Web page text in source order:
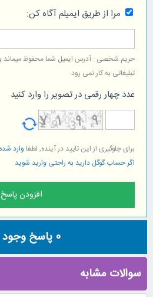
مرا از طریق ایمیلم آگاه کن:
حریم شخصی : آدرس ایمیل شما محفوظ میماند
تبلیغاتی به کار نمی رود
عدد چهار رقمی در تصویر را وارد کنید
برای جلوگیری از این تایید در آینده, لطفا وارد شده
اگر حساب گوگل دارید به راحتی وارید شوید
0 پاسخ وجود
سوالات مشابه